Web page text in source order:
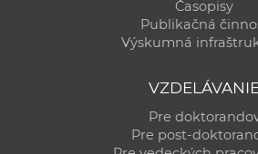
Časopisy
Publikačná
Výskumná
Pre
Pre post-